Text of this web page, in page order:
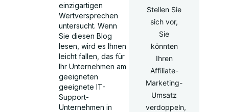
einzigartigen
Wertversprechen
untersucht. Wenn
Sie diesen Blog
lesen, wird es Ihnen
leicht fallen, das für
Ihr Unternehmen am
geeigneten
geeignete IT-
Support-
Unternehmen in
Stellen Sie
sich vor,
Sie
könnten
Ihren
Affiliate-
Marketing-
Umsatz
verdoppeln,